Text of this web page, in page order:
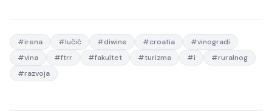
#irena #lučić #diwine #croatia #vinogradi
#vina #ftrr #fakultet #turizma #i #ruralnog
#razvoja